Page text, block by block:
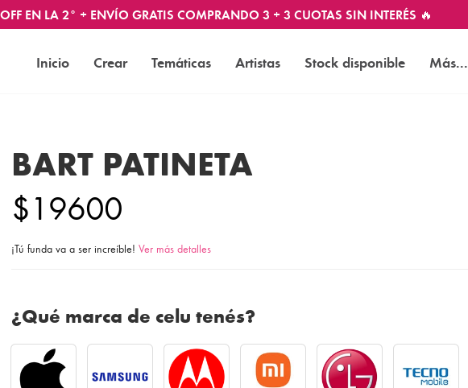
EN LA 2° + ENVÍO GRATIS COMPRANDO 3 + 3 CUOTAS SIN INTERÉS 🔥
Inicio Crear Temáticas Artistas Stock disponible Más...
BART PATINETA
$19600
¡Tú funda va a ser increíble! Ver más detalles
¿Qué marca de celu tenés?